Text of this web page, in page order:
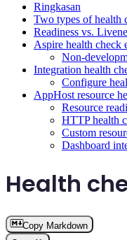
Ringkasan
Two types of health
Readiness vs.
Aspire health check
Non-
Integration health
Configure
AppHost resource
Resource
HTTP health
Custom
Dashboard
Health
Copy Markdown